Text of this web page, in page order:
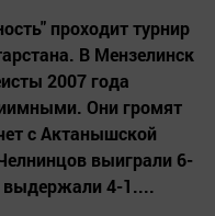
проходит турнир
В Мензелинск
2007 года
Они громят
с Актанышской
выиграли 6-
выдержали 4-1....